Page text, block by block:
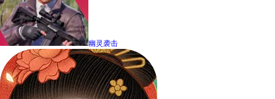
幽灵袭击